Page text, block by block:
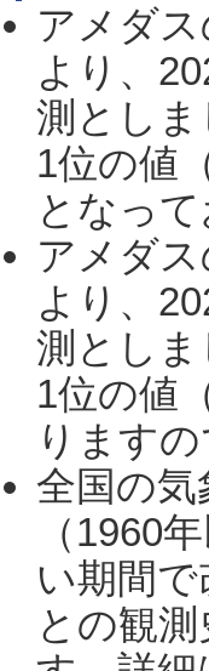
アメダ
より、
測とし
1位の値
となっ
アメダ
より、
測とし
1位の値
ります
全国の
（1960
い期間
との観